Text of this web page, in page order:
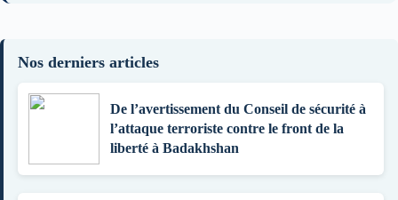
Nos derniers articles
De l’avertissement du Conseil de sécurité à
l’attaque terroriste contre le front de la
liberté à Badakhshan